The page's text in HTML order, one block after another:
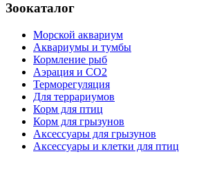
Зоокаталог
Морской аквариум
Аквариумы и тумбы
Кормление рыб
Аэрация и СО2
Терморегуляция
Для террариумов
Корм для птиц
Корм для грызунов
Аксессуары для грызунов
Аксессуары и клетки для птиц